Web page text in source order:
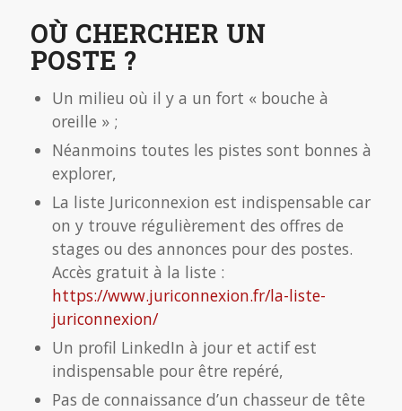
OÙ CHERCHER UN
POSTE ?
Un milieu où il y a un fort « bouche à
oreille » ;
Néanmoins toutes les pistes sont bonnes à
explorer,
La liste Juriconnexion est indispensable car
on y trouve régulièrement des offres de
stages ou des annonces pour des postes.
Accès gratuit à la liste :
https://www.juriconnexion.fr/la-liste-
juriconnexion/
Un profil LinkedIn à jour et actif est
indispensable pour être repéré,
Pas de connaissance d’un chasseur de tête